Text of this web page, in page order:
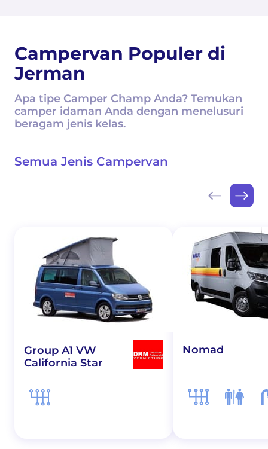
Campervan Populer di
Jerman
Apa tipe Camper Champ Anda? Temukan
camper idaman Anda dengan menelusuri
beragam jenis kelas.
Semua Jenis Campervan
Group A1 VW
California Star
Nomad